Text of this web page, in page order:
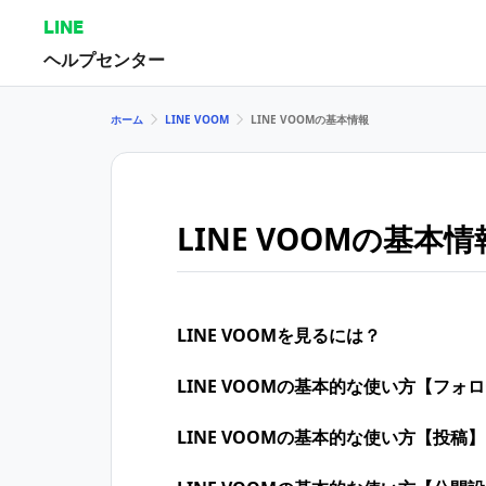
LINE
ヘルプセンター
ホーム LINE VOOM LINE VOOMの基本情報
LINE VOOMの基本情
LINE VOOMを見るには？
LINE VOOMの基本的な使い方【フォロ
LINE VOOMの基本的な使い方【投稿】